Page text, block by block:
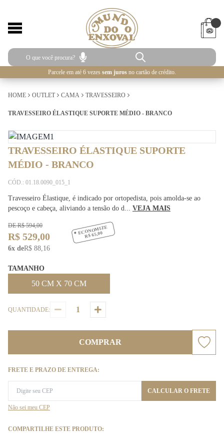
Parcele em até 6 vezes sem juros no cartão de crédito.
HOME OUTLET CAMA TRAVESSEIRO
TRAVESSEIRO ÉLASTIQUE SUPORTE MÉDIO - BRANCO
TRAVESSEIRO ÉLASTIQUE SUPORTE
MÉDIO - BRANCO
CÓD.: 01.18.0090_015_1
Travesseiro Élastique, é indicado por ortopedista, pois amolda-se ao
pescoço e cabeça, aliviando a tensão do d... VEJA MAIS
DE R$ 594,00
R$ 529,00
6x deR$ 88,16
ECONOMIZE
R$ 65,00
TAMANHO
50 CM X 70 CM
QUANTIDADE:
COMPRAR
FRETE E PRAZO DE ENTREGA:
CALCULAR O FRETE
Não sei meu CEP
COMPARTILHE ESTE PRODUTO: